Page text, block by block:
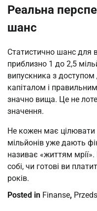
Реальна
шанс
Статистично шанс для
приблизно 1 до 2,5
випускника з доступом
капіталом і
значно вища. Це не
значення.
Не кожен має
мільйонів уже дають
називає «життям
собі, чи готові ви
років.
Posted in Finanse,